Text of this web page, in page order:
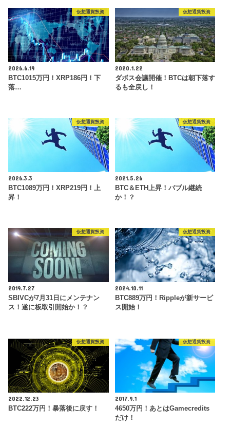
仮想通貨投資
2026.6.19
BTC1015万円！XRP186円！下
落…
仮想通貨投資
2020.1.22
ダボス会議開催！BTCは朝下落す
るも全戻し！
仮想通貨投資
2026.3.3
BTC1089万円！XRP219円！上
昇！
仮想通貨投資
2021.5.26
BTC＆ETH上昇！バブル継続
か！？
仮想通貨投資
2019.7.27
SBIVCが7月31日にメンテナン
ス！遂に板取引開始か！？
仮想通貨投資
2024.10.11
BTC889万円！Rippleが新サービ
ス開始！
仮想通貨投資
2022.12.23
BTC222万円！暴落後に戻す！
仮想通貨投資
2017.9.1
4650万円！あとはGamecredits
だけ！